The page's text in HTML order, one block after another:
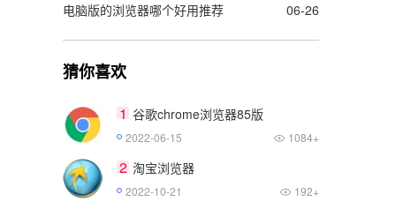
电脑版的浏览器哪个好用推荐
06-26
猜你喜欢
1 谷歌chrome浏览器85版
2022-06-15 1084+
2 淘宝浏览器
2022-10-21 192+